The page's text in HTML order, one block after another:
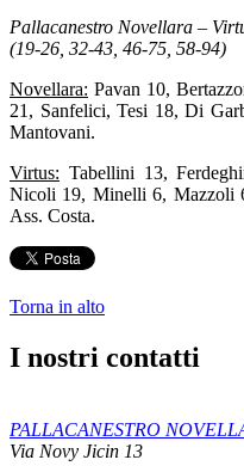
Pallacanestro Novellara –
(19-26, 32-43, 46-75, 58-94)
Novellara: Pavan 10,
21, Sanfelici, Tesi 18, Di
Mantovani.
Virtus: Tabellini 13,
Nicoli 19, Minelli 6, Mazzoli
Ass. Costa.
Torna in alto
I nostri contatti
PALLACANESTRO
Via Novy Jicin 13